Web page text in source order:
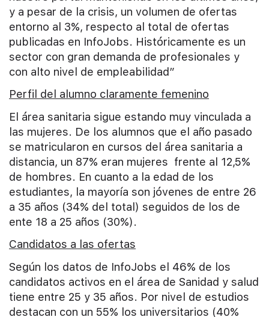
y a pesar de la crisis, un volumen de ofertas
entorno al 3%, respecto al total de ofertas
publicadas en InfoJobs. Históricamente es un
sector con gran demanda de profesionales y
con alto nivel de empleabilidad”
Perfil del alumno claramente femenino
El área sanitaria sigue estando muy vinculada a
las mujeres. De los alumnos que el año pasado
se matricularon en cursos del área sanitaria a
distancia, un 87% eran mujeres frente al 12,5%
de hombres. En cuanto a la edad de los
estudiantes, la mayoría son jóvenes de entre 26
a 35 años (34% del total) seguidos de los de
ente 18 a 25 años (30%).
Candidatos a las ofertas
Según los datos de InfoJobs el 46% de los
candidatos activos en el área de Sanidad y salud
tiene entre 25 y 35 años. Por nivel de estudios
destacan con un 55% los universitarios (40%